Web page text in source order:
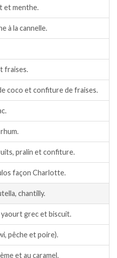
et menthe.
à la cannelle.
fraises.
coco et confiture de fraises.
pralin et confiture.
façon Charlotte.
chantilly.
yaourt grec et biscuit.
pêche et poire).
et au caramel.